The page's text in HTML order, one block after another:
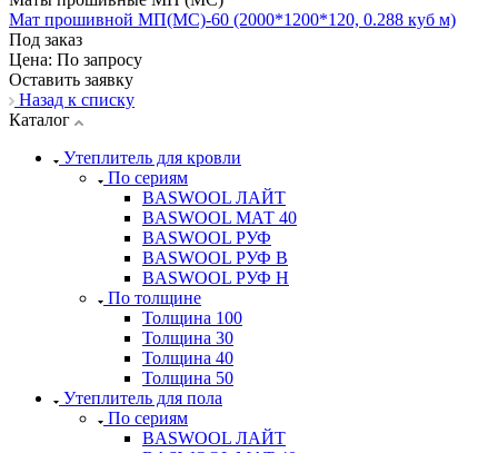
Мат прошивной МП(МС)-60 (2000*1200*120, 0.288 куб м)
Под заказ
Цена: По запросу
Оставить заявку
Назад к списку
Каталог
Утеплитель для кровли
По сериям
BASWOOL ЛАЙТ
BASWOOL МАТ 40
BASWOOL РУФ
BASWOOL РУФ В
BASWOOL РУФ Н
По толщине
Толщина 100
Толщина 30
Толщина 40
Толщина 50
Утеплитель для пола
По сериям
BASWOOL ЛАЙТ